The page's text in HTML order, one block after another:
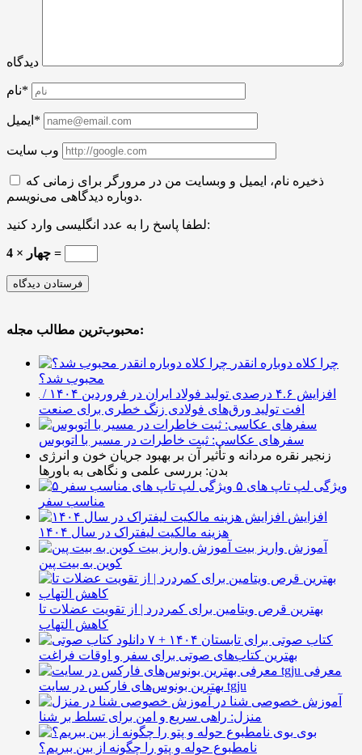
دیدگاه
نام*
ایمیل*
وب سایت
ذخیره نام، ایمیل و وبسایت من در مرورگر برای زمانی که
دوباره دیدگاهی می‌نویسم.
لطفا پاسخ را به عدد انگلیسی وارد کنید:
4 × چهار =
محبوب‌ترین مطالب مجله:
چرا کلاه دوباره انقدر
محبوب شد؟
افزایش ۴.۶ درصدی تولید فولاد ایران در فروردین ۱۴۰۴ /
افت تولید ورق‌های فولادی زنگ خطری برای صنعت
سفرهای عکاسی: ثبت خاطرات در مسیر با اتوبوس
زنجیر نقره مردانه و تأثیر آن بر بهبود جریان خون و انرژی
بدن: بررسی علمی و نگاهی به باورها
۵ ویژگی لپ تاپ های
مناسب سفر
افزایش
هزینه مالکیت لیفتراک در سال ۱۴۰۴
آموزش واریز بیت
کوین به بیت پین
بهترین قرص ویتامین برای کمردرد | از تقویت عضلات تا
کاهش التهاب
۷ کتاب صوتی برای تابستان ۱۴۰۴ +
بهترین کتاب‌های صوتی برای سفر و اوقات فراغت
معرفی
بهترین بونوس‌های فارکس در سایت tgju
آموزش خصوصی شنا در
منزل: راهی سریع و امن برای تسلط بر شنا
بوی
نامطبوع حوله و پتو را چگونه از بین ببریم؟